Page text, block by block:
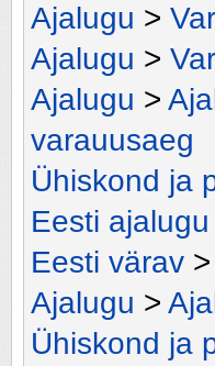
Ajalugu >
Ajalugu >
Ajalugu >
varauusaeg
Ühiskond ja
Eesti
Eesti värav >
Ajalugu >
Ühiskond ja